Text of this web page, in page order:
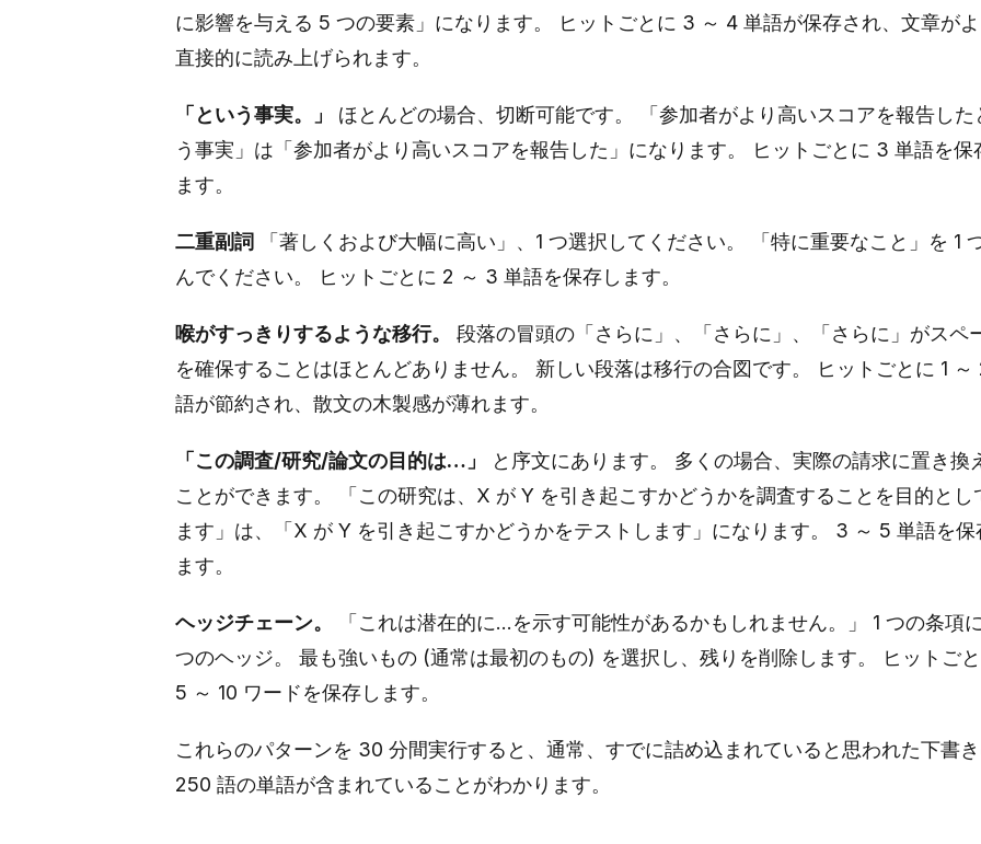
に影響を与える 5 つの要素」になります。 ヒットごとに 3 ～ 4 単語が保存され、文章がよ
直接的に読み上げられます。
「という事実。」
ほとんどの場合、切断可能です。 「参加者がより高いスコアを報告した
う事実」は「参加者がより高いスコアを報告した」になります。 ヒットごとに 3 単語を保
ます。
二重副詞 「著しくおよび大幅に高い」、1 つ選択してください。 「特に重要なこと」を 1
んでください。 ヒットごとに 2 ～ 3 単語を保存します。
喉がすっきりするような移行。
段落の冒頭の「さらに」、「さらに」、「さらに」がスペ
を確保することはほとんどありません。 新しい段落は移行の合図です。 ヒットごとに 1 ～
語が節約され、散文の木製感が薄れます。
「この調査/研究/論文の目的は…」
と序文にあります。 多くの場合、実際の請求に置き換
ことができます。 「この研究は、X が Y を引き起こすかどうかを調査することを目的とし
ます」は、「X が Y を引き起こすかどうかをテストします」になります。 3 ～ 5 単語を保
ます。
ヘッジチェーン。
「これは潜在的に…を示す可能性があるかもしれません。」 1 つの条項
つのヘッジ。 最も強いもの (通常は最初のもの) を選択し、残りを削除します。 ヒットご
5 ～ 10 ワードを保存します。
これらのパターンを 30 分間実行すると、通常、すでに詰め込まれていると思われた下書
250 語の単語が含まれていることがわかります。